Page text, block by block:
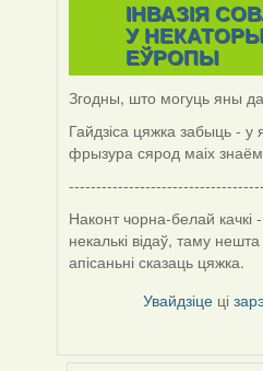
ІНВАЗІЯ
У
ЕЎРОПЫ
Згодны, што могуць яны
Гайдзіса цяжка забыць - у
фрызура сярод маіх
Наконт чорна-белай качкі
некалькі відаў, таму
апісаньні сказаць цяжка.
Увайдзіце ці